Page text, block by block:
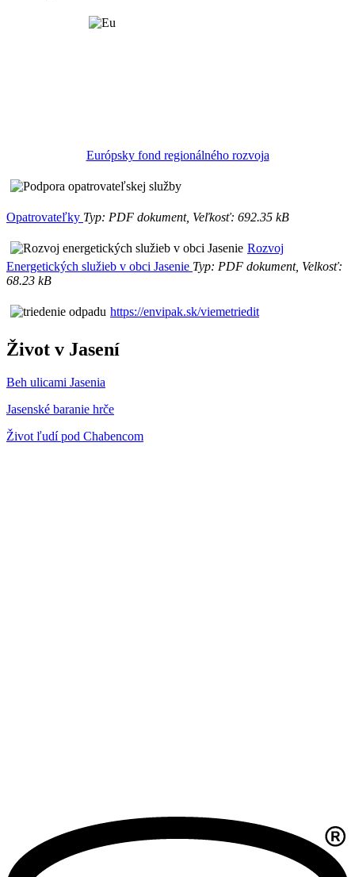
Európsky fond regionálného rozvoja
Opatrovateľky Typ: PDF dokument, Veľkosť: 692.35 kB
Rozvoj
Energetických služieb v obci Jasenie Typ: PDF dokument, Velkosť:
68.23 kB
https://envipak.sk/viemetriedit
Život v Jasení
Beh ulicami Jasenia
Jasenské baranie hrče
Život ľudí pod Chabencom